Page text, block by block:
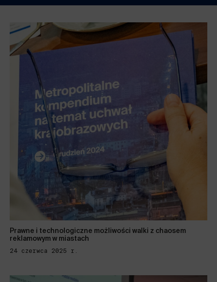
Prawne i technologiczne możliwości walki z chaosem
reklamowym w miastach
24 czerwca 2025 r.